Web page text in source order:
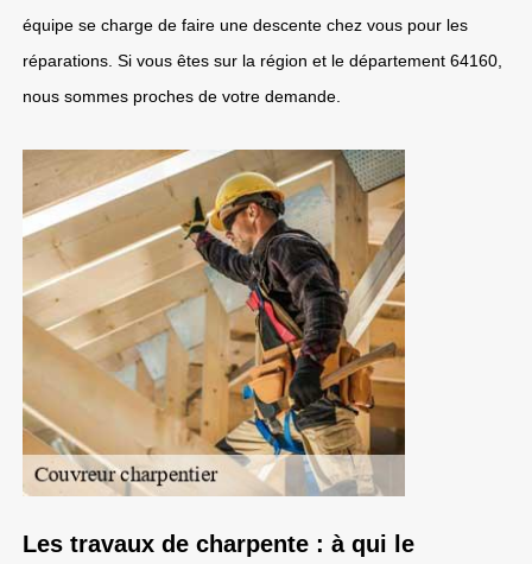
équipe se charge de faire une descente chez vous pour les
réparations. Si vous êtes sur la région et le département 64160,
nous sommes proches de votre demande.
Les travaux de charpente : à qui le